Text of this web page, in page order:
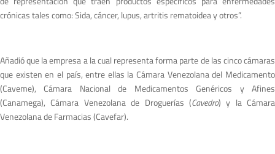
crónicas tales como: Sida, cáncer, lupus, artritis rematoidea y otros”.
Añadió que la empresa a la cual representa forma parte de las cinco cámaras
que existen en el país, entre ellas la Cámara Venezolana del Medicamento
(Caveme), Cámara Nacional de Medicamentos Genéricos y Afines
(Canamega), Cámara Venezolana de Droguerías (Cavedro) y la Cámara
Venezolana de Farmacias (Cavefar).